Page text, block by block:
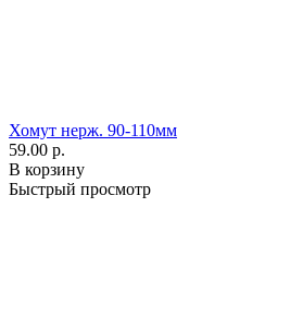
Хомут нерж. 90-110мм
59.00 р.
В корзину
Быстрый просмотр